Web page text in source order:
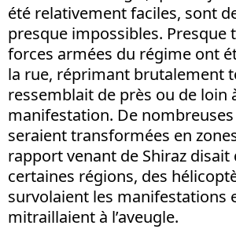
été relativement faciles, sont
presque impossibles. Presque
forces armées du régime ont
la rue, réprimant brutalement
ressemblait de près ou de loin
manifestation. De
seraient transformées en
rapport venant de Shiraz disait
certaines régions, des
survolaient les manifestations
mitraillaient à l’aveugle.